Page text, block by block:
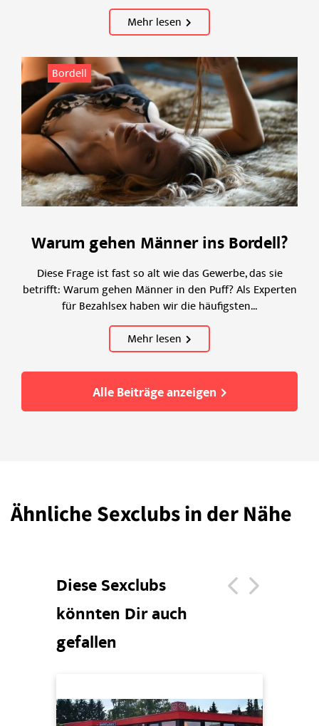
Mehr lesen
Bordell
Warum gehen Männer ins Bordell?
Diese Frage ist fast so alt wie das Gewerbe, das sie
betrifft: Warum gehen Männer in den Puff? Als Experten
für Bezahlsex haben wir die häufigsten...
Mehr lesen
Alle Beiträge anzeigen
Ähnliche Sexclubs in der Nähe
Diese Sexclubs
könnten Dir auch
gefallen